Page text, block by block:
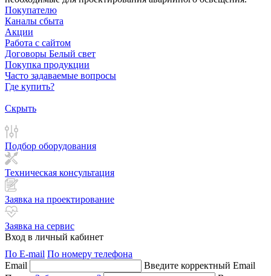
Покупателю
Каналы сбыта
Акции
Работа с сайтом
Договоры Белый свет
Покупка продукции
Часто задаваемые вопросы
Где купить?
Скрыть
Подбор оборудования
Техническая консультация
Заявка на проектирование
Заявка на сервис
Вход в личный кабинет
По E-mail По номеру телефона
Email
Введите корректный Email